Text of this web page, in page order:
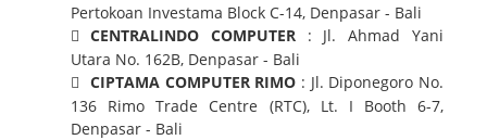
Pertokoan Investama Block C-14, Denpasar - Bali
CENTRALINDO COMPUTER: Jl. Ahmad Yani
Utara No. 162B, Denpasar - Bali
CIPTAMA COMPUTER RIMO : Jl. Diponegoro No.
136 Rimo Trade Centre (RTC), Lt. I Booth 6-7,
Denpasar - Bali